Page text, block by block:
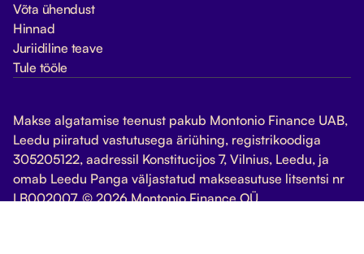
Võta ühendust
Hinnad
Juriidiline teave
Tule tööle
Makse algatamise teenust pakub Montonio Finance UAB,
Leedu piiratud vastutusega äriühing, registrikoodiga
305205122, aadressil Konstitucijos 7, Vilnius, Leedu, ja
omab Leedu Panga väljastatud makseasutuse litsentsi nr
LB002007. © 2026 Montonio Finance OÜ